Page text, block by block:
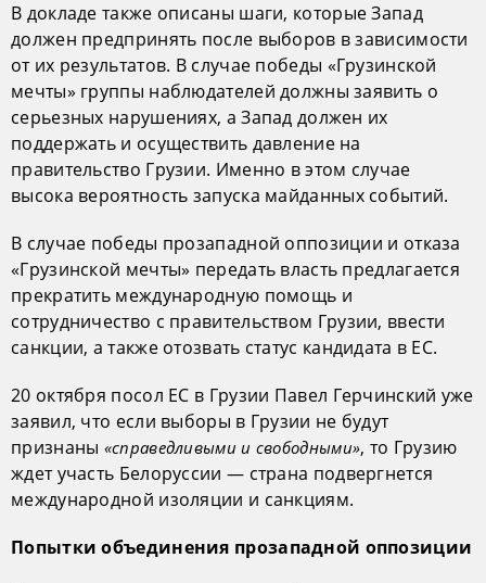
В докладе также описаны шаги, которые Запад
должен предпринять после выборов в зависимости
от их результатов. В случае победы «Грузинской
мечты» группы наблюдателей должны заявить о
серьезных нарушениях, а Запад должен их
поддержать и осуществить давление на
правительство Грузии. Именно в этом случае
высока вероятность запуска майданных событий.
В случае победы прозападной оппозиции и отказа
«Грузинской мечты» передать власть предлагается
прекратить международную помощь и
сотрудничество с правительством Грузии, ввести
санкции, а также отозвать статус кандидата в ЕС.
20 октября посол ЕС в Грузии Павел Герчинский уже
заявил, что если выборы в Грузии не будут
признаны «справедливыми и свободными», то Грузию
ждет участь Белоруссии — страна подвергнется
международной изоляции и санкциям.
Попытки объединения прозападной оппозиции